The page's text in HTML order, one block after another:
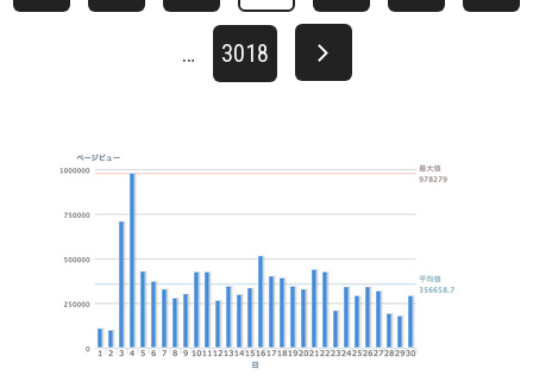
… 3018